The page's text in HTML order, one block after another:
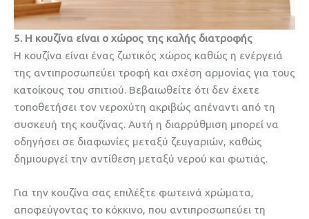
5. Η κουζίνα είναι ο χώρος της καλής διατροφής
Η κουζίνα είναι ένας ζωτικός χώρος καθώς η ενέργειά
της αντιπροσωπεύει τροφή και σχέση αρμονίας για τους
κατοίκους του σπιτιού. Βεβαιωθείτε ότι δεν έχετε
τοποθετήσει τον νεροχύτη ακριβώς απέναντι από τη
συσκευή της κουζίνας. Αυτή η διαρρύθμιση μπορεί να
οδηγήσει σε διαφωνίες μεταξύ ζευγαριών, καθώς
δημιουργεί την αντίθεση μεταξύ νερού και φωτιάς.
Για την κουζίνα σας επιλέξτε φωτεινά χρώματα,
αποφεύγοντας το κόκκινο, που αντιπροσωπεύει τη